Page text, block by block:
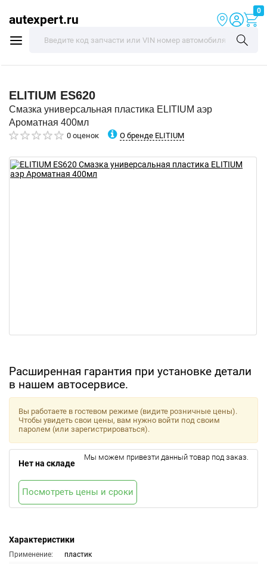
autexpert.ru
0
ELITIUM ES620
Смазка универсальная пластика ELITIUM аэр
Ароматная 400мл
0 оценок О бренде ELITIUM
Расширенная гарантия при установке детали
в нашем автосервисе.
Характеристики
Применение:
пластик
Вы работаете в гостевом режиме (видите розничные цены).
Чтобы увидеть свои цены, вам нужно войти под своим
паролем (или зарегистрироваться).
Нет на складе
Мы можем привезти данный товар под заказ.
Посмотреть цены и сроки